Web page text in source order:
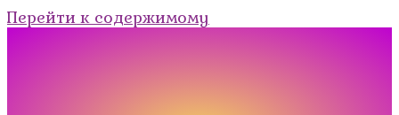
Перейти к содержимому